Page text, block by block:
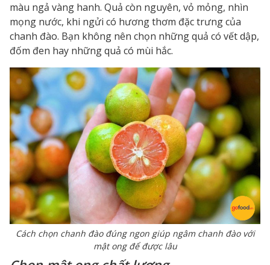
màu ngả vàng hanh. Quả còn nguyên, vỏ mỏng, nhìn
mọng nước, khi ngửi có hương thơm đặc trưng của
chanh đào. Bạn không nên chọn những quả có vết dập,
đốm đen hay những quả có mùi hắc.
Cách chọn chanh đào đúng ngon giúp ngâm chanh đào với
mật ong để được lâu